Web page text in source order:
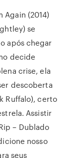
Again (2014)
se
após chegar
decide
crise, ela
descoberta
Ruffalo), certo
Assistir
– Dublado
nosso
seus